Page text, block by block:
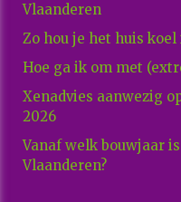
Vlaanderen
Zo hou je het huis
Hoe ga ik om met
Xenadvies aanwezig
2026
Vanaf welk bouwjaar
Vlaanderen?